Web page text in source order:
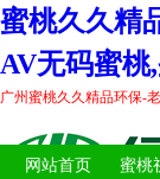
蜜桃久久精
AV无码蜜
广州蜜桃久久精品环保-老
网站首页 蜜桃